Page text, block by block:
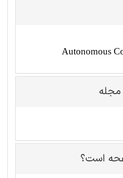
Autonomous
مجله
است؟